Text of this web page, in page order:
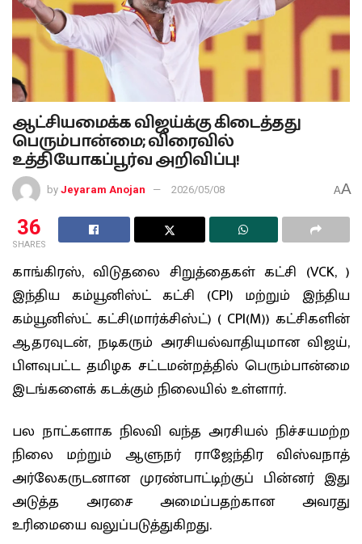
ஆட்சியமைக்க விஜய்க்கு கிடைத்தது
பெரும்பான்மை; விரைவில்
உத்தியோகப்பூர்வ அறிவிப்பு!
by Jeyaram Anojan 2026/05/08 AA
36
SHARES
காங்கிரஸ், விடுதலை சிறுத்தைகள் கட்சி (VCK,)
இந்திய கம்யூனிஸ்ட் கட்சி (CPI) மற்றும் இந்திய
கம்யூனிஸ்ட் கட்சி(மார்க்சிஸ்ட்) ( CPI(M)) கட்சிகளின்
ஆதரவுடன், நடிகரும் அரசியல்வாதியுமான விஜய்,
பிளவுபட்ட தமிழக சட்டமன்றத்தில் பெரும்பான்மை
இடங்களைக் கடக்கும் நிலையில் உள்ளார்.
பல நாட்களாக நிலவி வந்த அரசியல் நிச்சயமற்ற
நிலை மற்றும் ஆளுநர் ராஜேந்திர விஸ்வநாத்
அர்லேகருடனான முரண்பாட்டிற்குப் பின்னர் இது
அடுத்த அரசை அமைப்பதற்கான அவரது
உரிமையை வலுப்படுத்துகிறது.